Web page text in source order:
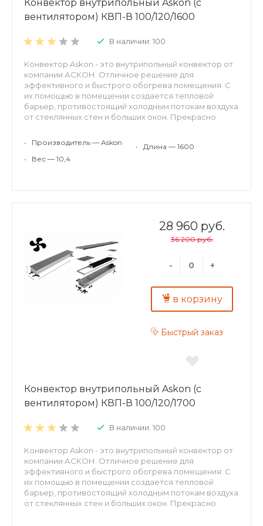
Конвектор внутрипольный Askon (с
вентилятором) КВП-В 100/120/1600
В наличии: 100
Конвектор Askon - это внутрипольный конвектор от
компании АСКОН. Отличное решение для
эффективного и быстрого обогрева помещения. С
их помощью в помещении создается тепловой
барьер, противостоящий холодным потокам воздуха
от стеклянных стен и больших окон. Прекрасно
применяться для холодного кондиционирования.
Конвекторы АСКОН рекомендуются для отопления
самостоятельного или дополнительного источника
тепла. Преимущества внутрипольных конвекторов
ASKON: экономия энергии и высокая динамика
отопления; повышенная теплоотдача и
экологичность – корпус и декоративная решетка из
алюминия; надежность – теплообменник из
алюминиевого листа толщиной 0,5 мм;
долговечность – труба теплообменника
изготовлена из меди, D15 мм, толщина стенки 1мм.
•
Производитель — Аskon
•
Вес — 10,4
• Длина — 1600
28 960 руб.
36 200 руб.
- +
в корзину
Быстрый заказ
Конвектор внутрипольный Askon (с
вентилятором) КВП-В 100/120/1700
В наличии: 100
Конвектор Askon - это внутрипольный конвектор от
компании АСКОН. Отличное решение для
эффективного и быстрого обогрева помещения. С
их помощью в помещении создается тепловой
барьер, противостоящий холодным потокам воздуха
от стеклянных стен и больших окон. Прекрасно